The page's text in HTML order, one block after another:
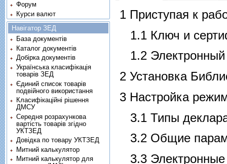
1 Приступая к
1.1 Ключ и
1.2
2 Установка
3 Настройка
3.1 Типы
3.2 Общие
3.3
Форум
Курси валют
Навігатор ЗЕД
База документів
Каталог документів
Добірка документів
Українська класифікація
товарів ЗЕД
Єдиний список товарів
подвійного використання
Класифікаційні рішення
ДМСУ
Середня розрахункова
вартість товарів згідно
УКТЗЕД
Довідка по товару УКТЗЕД
Митний калькулятор
Митний калькулятор для